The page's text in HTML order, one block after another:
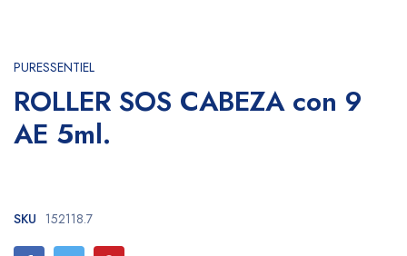
PURESSENTIEL
ROLLER SOS CABEZA con 9
AE 5ml.
SKU 152118.7